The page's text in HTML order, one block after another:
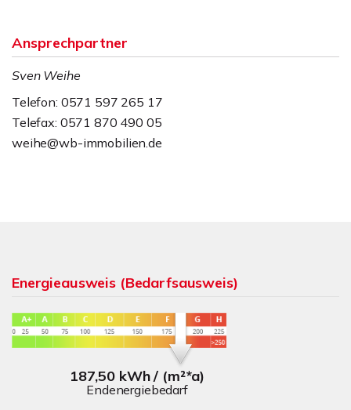
Ansprechpartner
Sven Weihe
Telefon: 0571 597 265 17
Telefax: 0571 870 490 05
weihe@wb-immobilien.de
Energieausweis (Bedarfsausweis)
187,50 kWh / (m²*a)
Endenergiebedarf